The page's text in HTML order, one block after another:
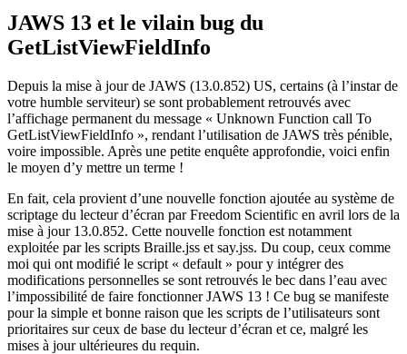
JAWS 13 et le vilain bug du
GetListViewFieldInfo
Depuis la mise à jour de JAWS (13.0.852) US, certains (à l’instar de
votre humble serviteur) se sont probablement retrouvés avec
l’affichage permanent du message « Unknown Function call To
GetListViewFieldInfo », rendant l’utilisation de JAWS très pénible,
voire impossible. Après une petite enquête approfondie, voici enfin
le moyen d’y mettre un terme !
En fait, cela provient d’une nouvelle fonction ajoutée au système de
scriptage du lecteur d’écran par Freedom Scientific en avril lors de la
mise à jour 13.0.852. Cette nouvelle fonction est notamment
exploitée par les scripts Braille.jss et say.jss. Du coup, ceux comme
moi qui ont modifié le script « default » pour y intégrer des
modifications personnelles se sont retrouvés le bec dans l’eau avec
l’impossibilité de faire fonctionner JAWS 13 ! Ce bug se manifeste
pour la simple et bonne raison que les scripts de l’utilisateurs sont
prioritaires sur ceux de base du lecteur d’écran et ce, malgré les
mises à jour ultérieures du requin.